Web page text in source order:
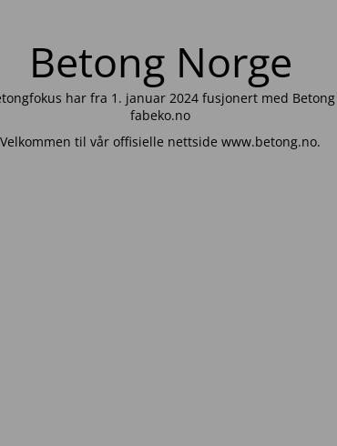
Betong Norge
har fra 1. januar 2024 fusjonert med
fabeko.no
Velkommen til vår offisielle nettside www.betong.no.